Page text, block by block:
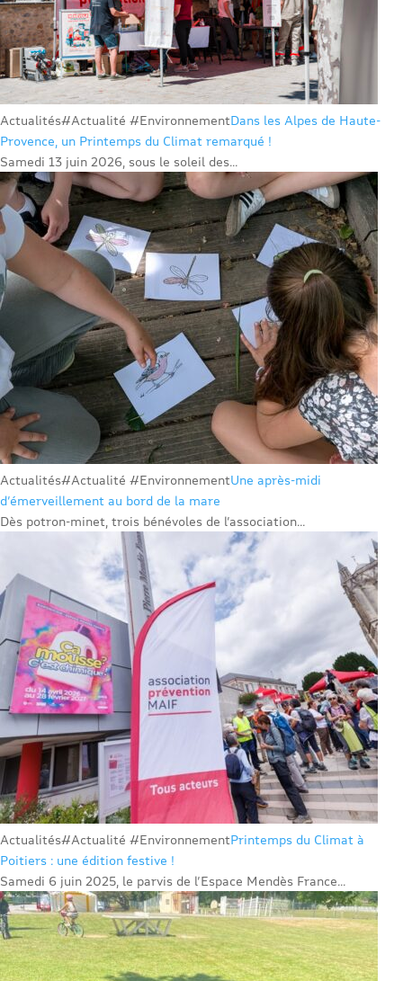
Actualités#Actualité #EnvironnementDans les Alpes de Haute-
Provence, un Printemps du Climat remarqué !
Samedi 13 juin 2026, sous le soleil des...
Actualités#Actualité #EnvironnementUne après-midi
d’émerveillement au bord de la mare
Dès potron-minet, trois bénévoles de l’association...
Actualités#Actualité #EnvironnementPrintemps du Climat à
Poitiers : une édition festive !
Samedi 6 juin 2025, le parvis de l’Espace Mendès France...